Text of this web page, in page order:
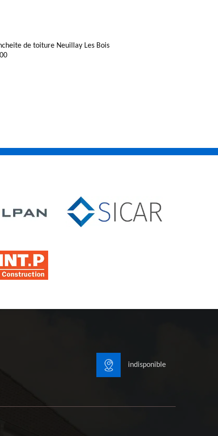
de toiture Neuillay Les Bois
indisponible